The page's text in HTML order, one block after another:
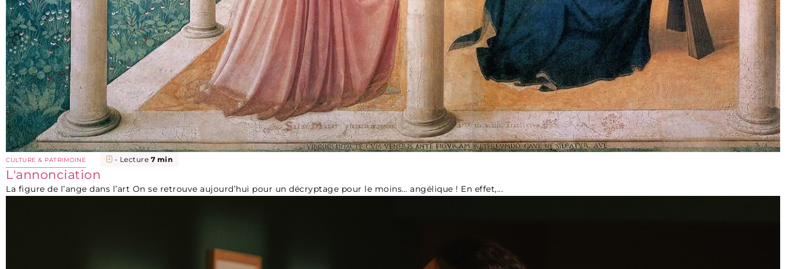
CULTURE & PATRIMOINE - Lecture 7 min
L'annonciation
La figure de l’ange dans l’art On se retrouve aujourd’hui pour un décryptage pour le moins… angélique ! En effet,...